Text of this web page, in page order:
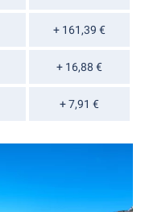
+ 161,39 €
+ 16,88 €
+ 7,91 €